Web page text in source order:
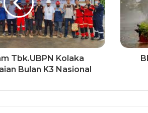
Tbk.UBPN Kolaka
Bulan K3 Nasional